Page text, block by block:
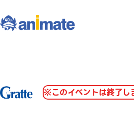
※このイベントは終了し